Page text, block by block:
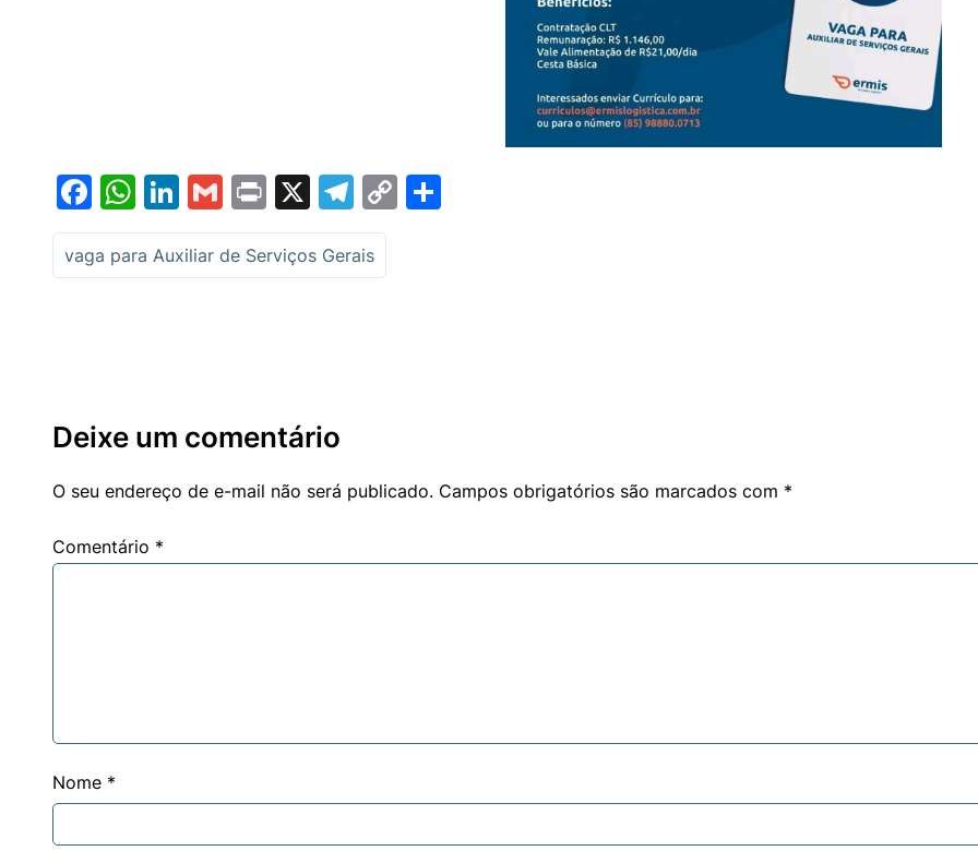
Facebook
WhatsApp
LinkedIn
GmailPrint
X Telegram
Copy
vaga para Auxiliar de Serviços Gerais
Deixe um comentário
O seu endereço de e-mail não será publicado. Campos obrigatórios são marcados com *
Comentário *
Nome *